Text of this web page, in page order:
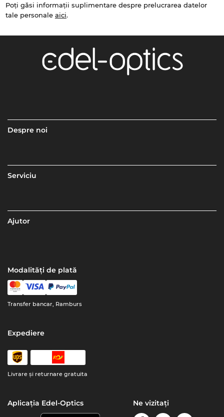
Poți găsi informații suplimentare despre prelucrarea datelor
tale personale aici.
Despre noi
Serviciu
Ajutor
Modalități de plată
Transfer bancar, Ramburs
Expediere
Livrare şi returnare gratuita
Aplicația Edel-Optics Ne vizitați